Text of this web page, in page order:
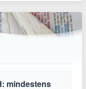
mindestens